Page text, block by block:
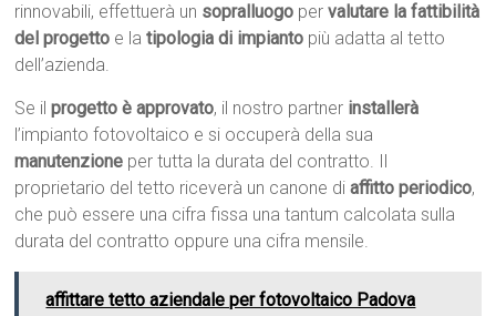
rinnovabili, effettuerà un sopralluogo pervalutare la fattibilità
del progetto e latipologia di impianto più adatta al tetto
dell’azienda.
Se ilprogetto è approvato, il nostro partner installerà
l’impianto fotovoltaico e si occuperà della sua
manutenzione per tutta la durata del contratto. Il
proprietario del tetto riceverà un canone diaffitto periodico,
che può essere una cifra fissa una tantum calcolata sulla
durata del contratto oppure una cifra mensile.
affittare tetto aziendale per fotovoltaico Padova